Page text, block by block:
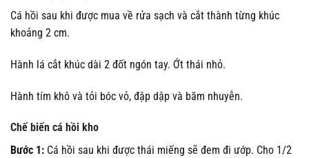
Cá hồi sau khi được mua về rửa sạch và cắt thành từng khúc
khoảng 2 cm.
Hành lá cắt khúc dài 2 đốt ngón tay. Ớt thái nhỏ.
Hành tím khô và tỏi bóc vỏ, đập dập và băm nhuyễn.
Chế biến cá hồi kho
Bước 1: Cá hồi sau khi được thái miếng sẽ đem đi ướp. Cho 1/2